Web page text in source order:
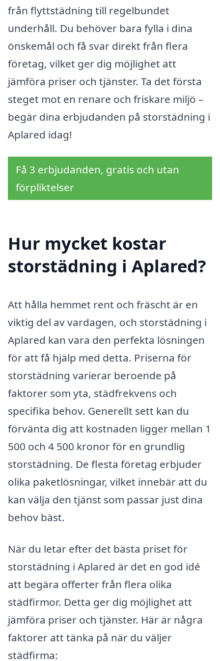
från flyttstädning till regelbundet
underhåll. Du behöver bara fylla i dina
önskemål och få svar direkt från flera
företag, vilket ger dig möjlighet att
jämföra priser och tjänster. Ta det första
steget mot en renare och friskare miljö –
begär dina erbjudanden på storstädning i
Aplared idag!
Få 3 erbjudanden, gratis och utan
förpliktelser
Hur mycket kostar
storstädning i Aplared?
Att hålla hemmet rent och fräscht är en
viktig del av vardagen, och storstädning i
Aplared kan vara den perfekta lösningen
för att få hjälp med detta. Priserna för
storstädning varierar beroende på
faktorer som yta, städfrekvens och
specifika behov. Generellt sett kan du
förvänta dig att kostnaden ligger mellan 1
500 och 4 500 kronor för en grundlig
storstädning. De flesta företag erbjuder
olika paketlösningar, vilket innebär att du
kan välja den tjänst som passar just dina
behov bäst.
När du letar efter det bästa priset för
storstädning i Aplared är det en god idé
att begära offerter från flera olika
städfirmor. Detta ger dig möjlighet att
jämföra priser och tjänster. Här är några
faktorer att tänka på när du väljer
städfirma: